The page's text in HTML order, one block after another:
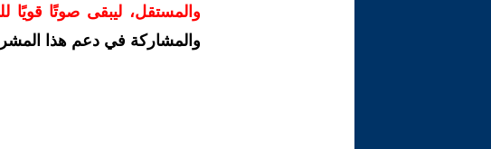
والمستقل، ليبقى صوتًا قويًا
والمشاركة في دعم هذا